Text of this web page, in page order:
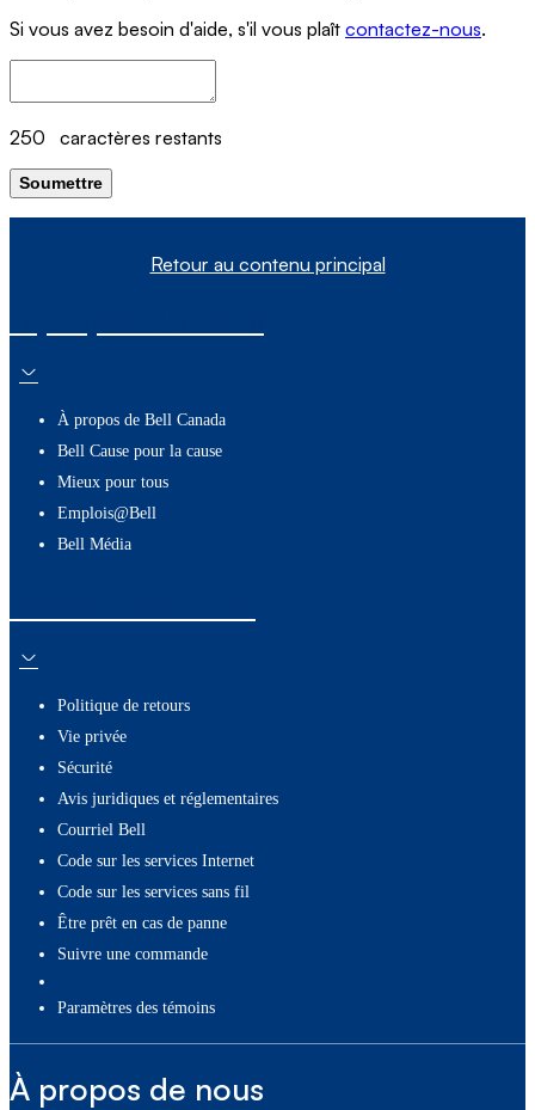
Si vous avez besoin d'aide, s'il vous plaît contactez-nous.
250 caractères restants
Soumettre
Retour au contenu principal
À propos de Bell Canada
Bell Cause pour la cause
Mieux pour tous
Emplois@Bell
Bell Média
Politique de retours
Vie privée
Sécurité
Avis juridiques et réglementaires
Courriel Bell
Code sur les services Internet
Code sur les services sans fil
Être prêt en cas de panne
Suivre une commande
paramètres des témoins
À propos de nous